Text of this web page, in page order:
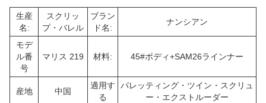
生産
名:
スクリッ
プ・バレル
ブラン
ド名:
ナンシアン
モデ
ル番
号
マリス 219 材料: 45#ボディ+SAM26ラインナー
産地 中国
適用す
る
パレッティング・ツイン・スクリュ
ー・エクストルーダー